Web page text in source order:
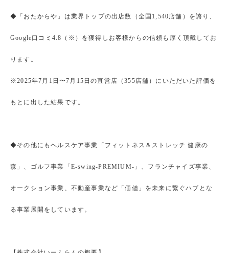
◆「おたからや」は業界トップの出店数（全国1,540店舗）を誇り、
Google口コミ4.8（※）を獲得しお客様からの信頼も厚く頂戴してお
ります。
※2025年7月1日〜7月15日の直営店（355店舗）にいただいた評価を
もとに出した結果です。
◆その他にもヘルスケア事業「フィットネス＆ストレッチ 健康の
森」、ゴルフ事業「E-swing-PREMIUM-」、フランチャイズ事業、
オークション事業、不動産事業など「価値」を未来に繋ぐハブとな
る事業展開をしています。